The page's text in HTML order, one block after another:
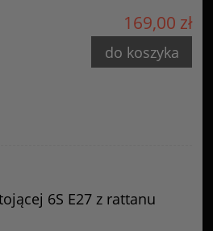
169,00 zł
do koszyka
6S E27 z rattanu